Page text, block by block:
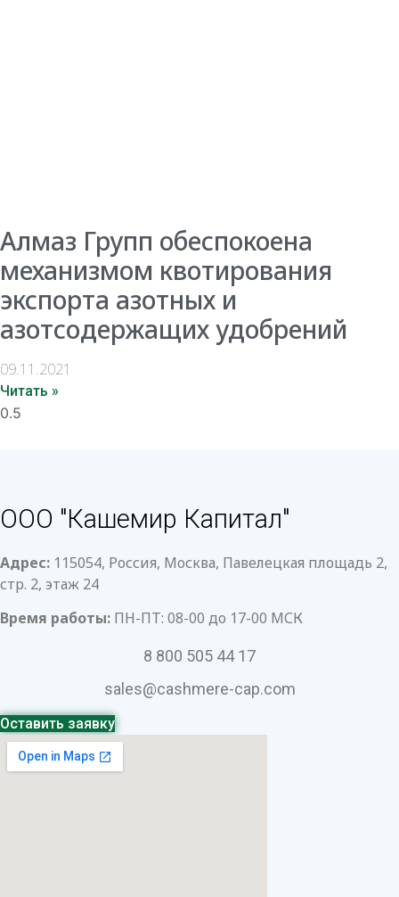
Алмаз Групп обеспокоена
механизмом квотирования
экспорта азотных и
азотсодержащих удобрений
09.11.2021
Читать »
ООО "Кашемир Капитал"
Адрес: 115054, Россия, Москва, Павелецкая площадь 2,
стр. 2, этаж 24
Время работы: ПН-ПТ: 08-00 до 17-00 МСК
8 800 505 44 17
sales@cashmere-cap.com
Оставить заявку